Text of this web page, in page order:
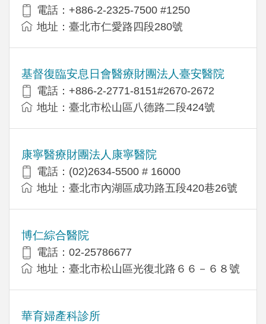
電話：+886-2-2325-7500 #1250
地址：臺北市仁愛路四段280號
基督復臨安息日會醫療財團法人臺安醫院
電話：+886-2-2771-8151#2670-2672
地址：臺北市松山區八德路二段424號
康寧醫療財團法人康寧醫院
電話：(02)2634-5500 # 16000
地址：臺北市內湖區成功路五段420巷26號
博仁綜合醫院
電話：02-25786677
地址：臺北市松山區光復北路６６－６８號
華育婦產科診所